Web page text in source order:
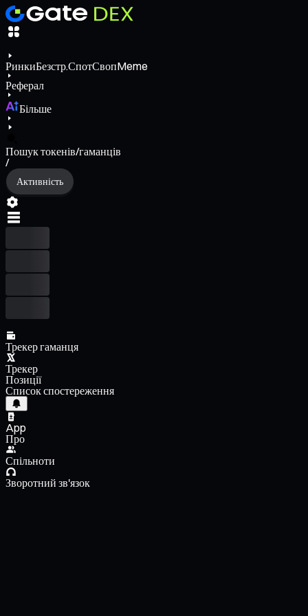
РинкиБезстр.СпотСвопMeme
Реферал
Більше
Пошук токенів/гаманців
/
Активність
Трекер гаманця
Трекер
Позиції
Список спостереження
App
Про
Спільноти
Зворотний зв'язок